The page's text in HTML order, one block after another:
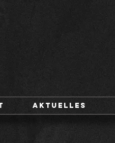
Aktuelles